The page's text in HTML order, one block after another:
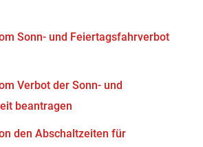
Sonn- und Feiertagsfahrverbot
Verbot der Sonn- und
beantragen
den Abschaltzeiten für